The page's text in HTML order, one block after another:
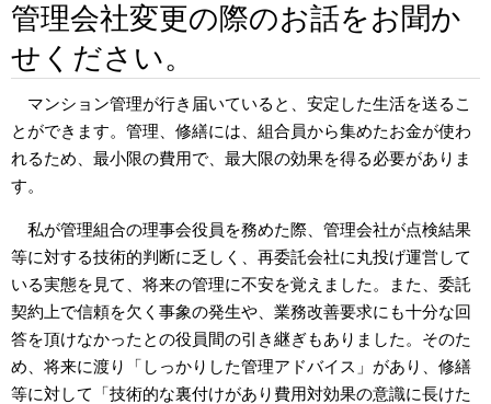
管理会社変更の際のお話をお聞か
せください。
マンション管理が行き届いていると、安定した生活を送るこ
とができます。管理、修繕には、組合員から集めたお金が使わ
れるため、最小限の費用で、最大限の効果を得る必要がありま
す。
私が管理組合の理事会役員を務めた際、管理会社が点検結果
等に対する技術的判断に乏しく、再委託会社に丸投げ運営して
いる実態を見て、将来の管理に不安を覚えました。また、委託
契約上で信頼を欠く事象の発生や、業務改善要求にも十分な回
答を頂けなかったとの役員間の引き継ぎもありました。そのた
め、将来に渡り「しっかりした管理アドバイス」があり、修繕
等に対して「技術的な裏付けがあり費用対効果の意識に長けた